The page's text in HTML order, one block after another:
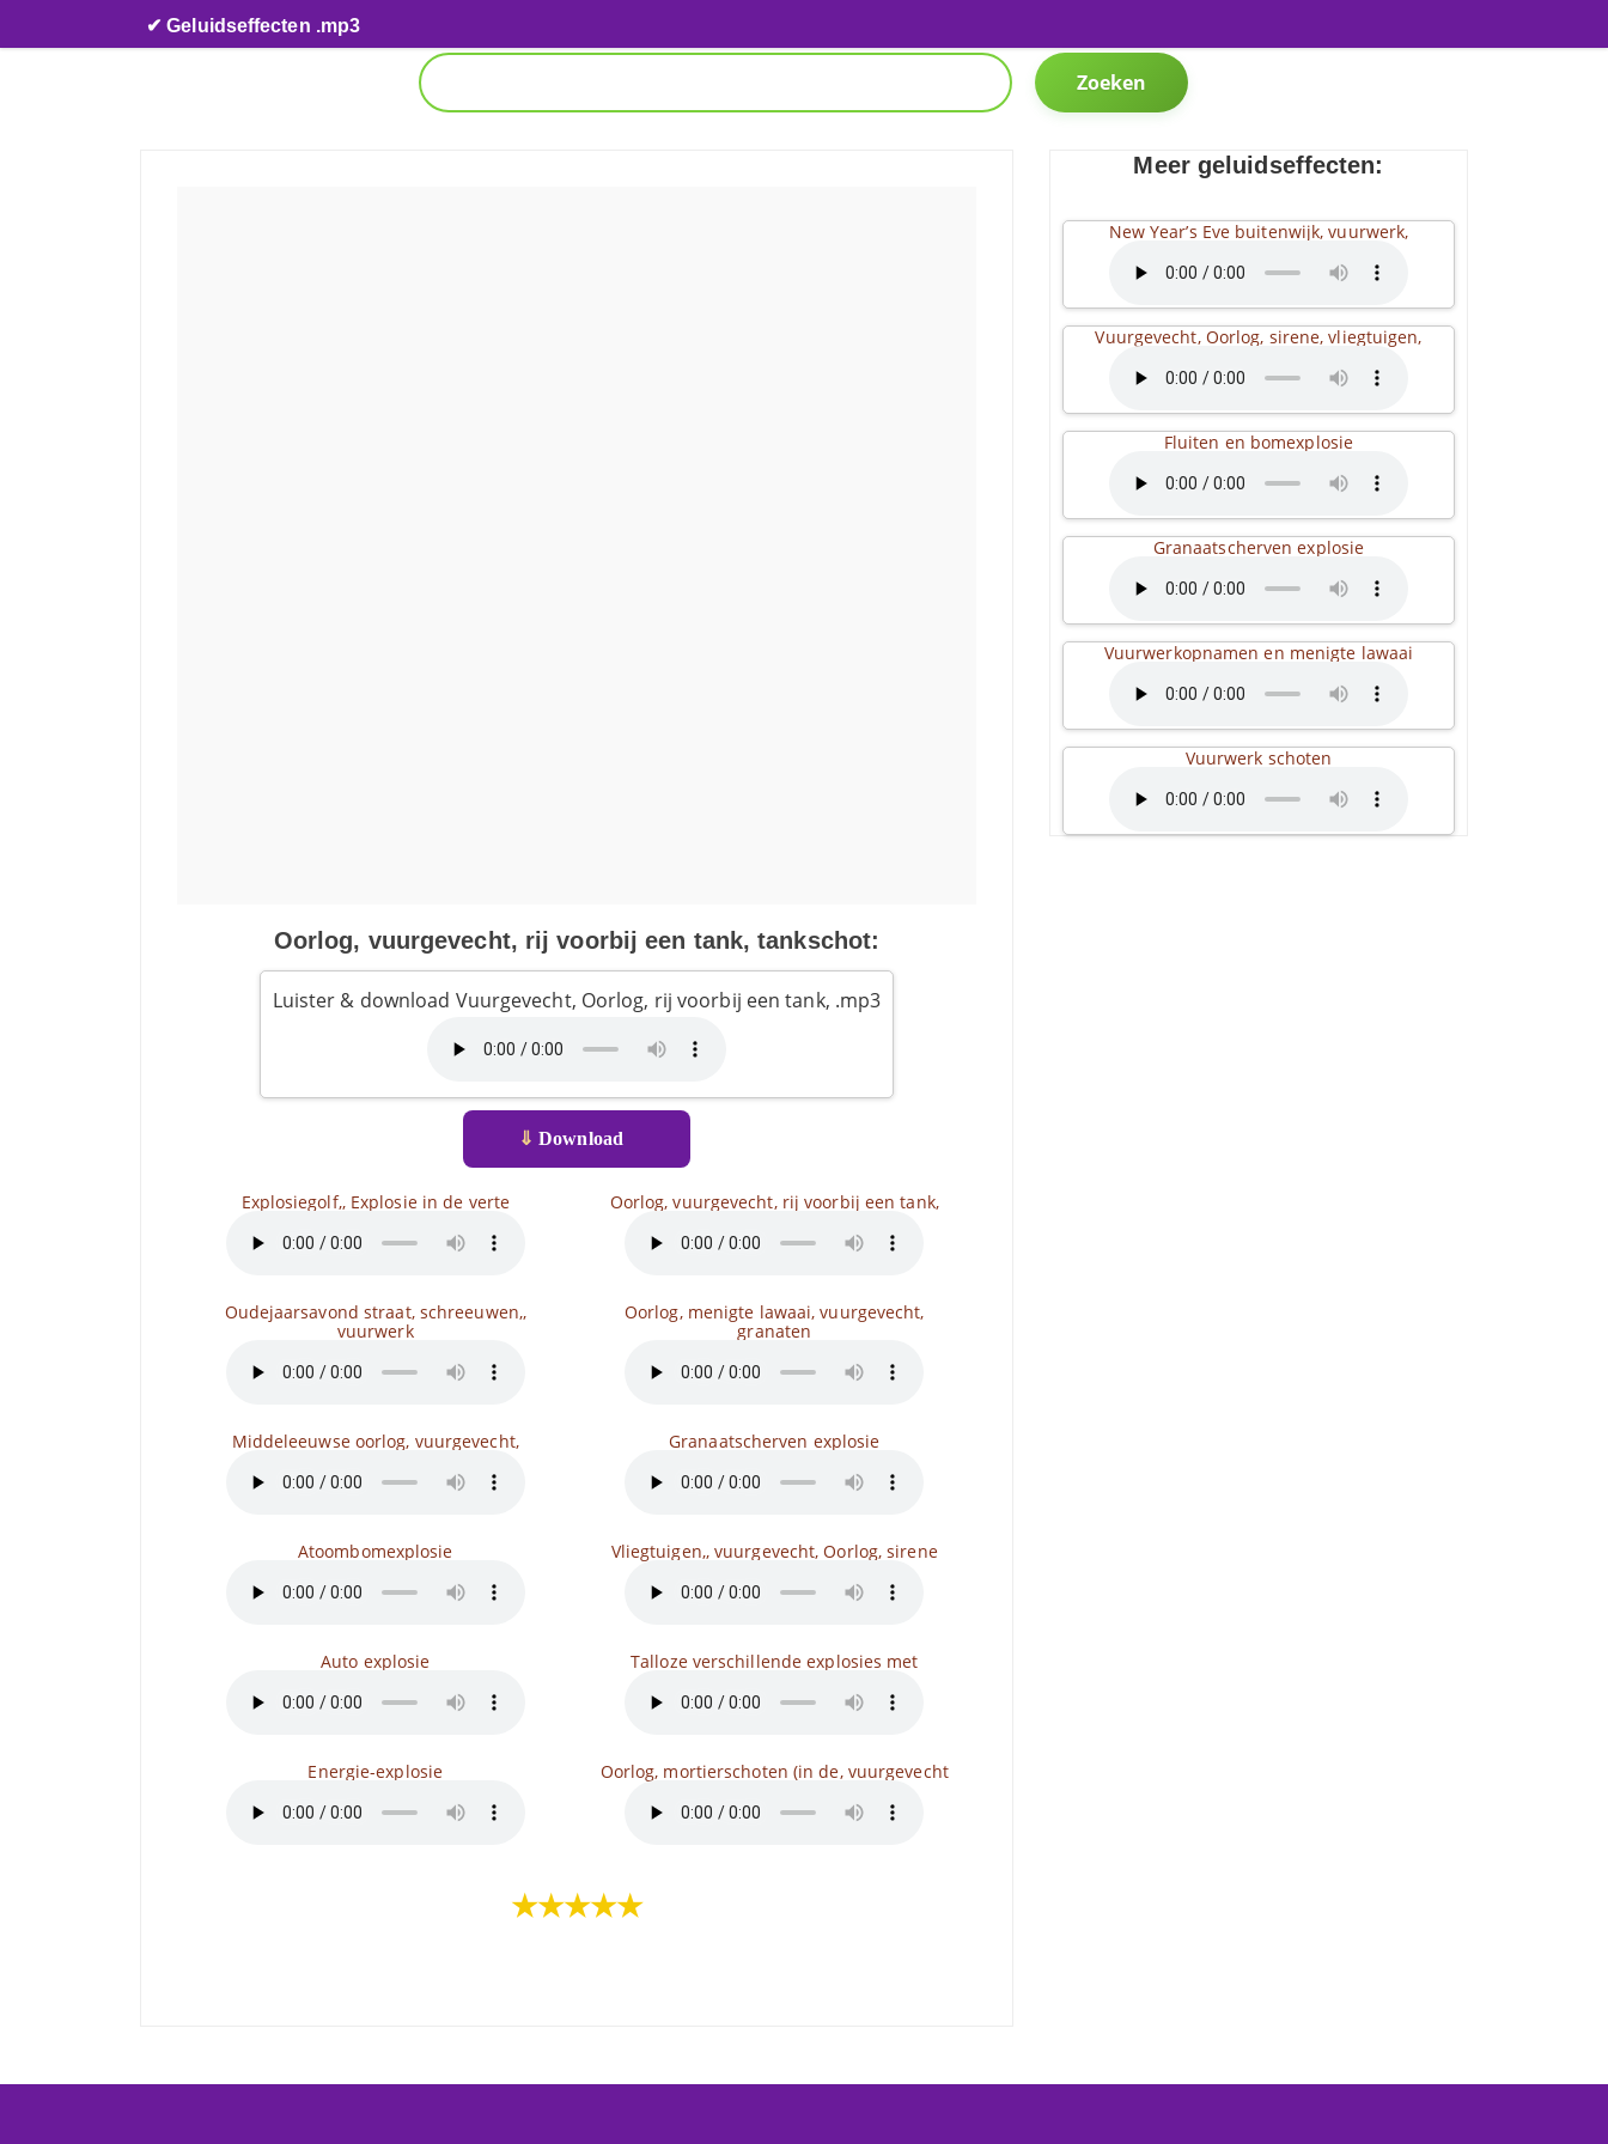
✔ Geluidseffecten .mp3
Zoeken
Oorlog, vuurgevecht, rij voorbij een tank, tankschot:
Luister & download Vuurgevecht, Oorlog, rij voorbij een tank, .mp3
⇓ Download
Explosiegolf,, Explosie in de verte
Oudejaarsavond straat, schreeuwen,,
vuurwerk
Middeleeuwse oorlog, vuurgevecht,
Atoombomexplosie
Auto explosie
Energie-explosie
Oorlog, vuurgevecht, rij voorbij een tank,
Oorlog, menigte lawaai, vuurgevecht,
granaten
Granaatscherven explosie
Vliegtuigen,, vuurgevecht, Oorlog, sirene
Talloze verschillende explosies met
Oorlog, mortierschoten (in de, vuurgevecht
★★★★★
Meer geluidseffecten:
New Year’s Eve buitenwijk, vuurwerk,
Vuurgevecht, Oorlog, sirene, vliegtuigen,
Fluiten en bomexplosie
Granaatscherven explosie
Vuurwerkopnamen en menigte lawaai
Vuurwerk schoten